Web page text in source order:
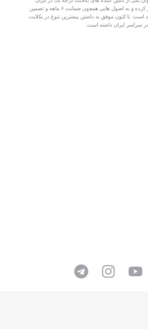
فعالیت خود را از سال ۹۶ آغاز کرده و به اصول هایی همچون ضمانت ۶ ماهه و تضمین
است. تا کنون موفق به داشتن بیشترین تنوع در بکلایت
در سراسر ایران داشته است.